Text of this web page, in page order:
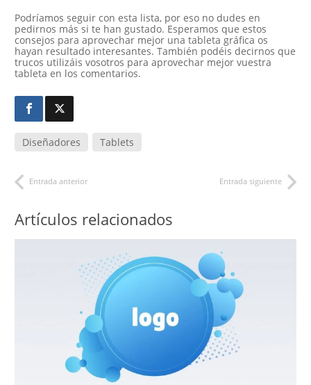
Podríamos seguir con esta lista, por eso no dudes en
pedirnos más si te han gustado. Esperamos que estos
consejos para aprovechar mejor una tableta gráfica os
hayan resultado interesantes. También podéis decirnos que
trucos utilizáis vosotros para aprovechar mejor vuestra
tableta en los comentarios.
Diseñadores Tablets
Entrada anterior Entrada siguiente
Artículos relacionados